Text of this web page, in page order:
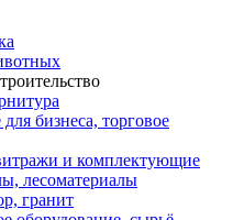
бизнеса, торговое
и комплектующие
лесоматериалы
гранит